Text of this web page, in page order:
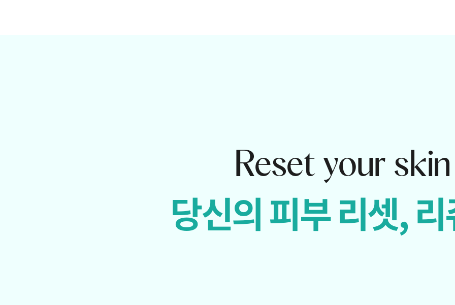
Reset your skin
당신의 피부 리셋,